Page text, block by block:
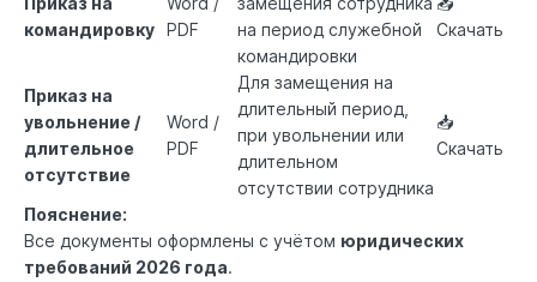
командировку PDF
на период служебной
командировки
Скачать
Приказ на
увольнение /
длительное
отсутствие
Word /
PDF
Для замещения на
длительный период,
при увольнении или
длительном
отсутствии сотрудника
📥
Скачать
Пояснение:
Все документы оформлены с учётом юридических
требований 2026 года.